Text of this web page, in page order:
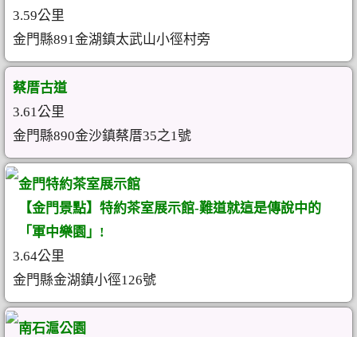
3.59公里
金門縣891金湖鎮太武山小徑村旁
蔡厝古道
3.61公里
金門縣890金沙鎮蔡厝35之1號
金門特約茶室展示館
【金門景點】特約茶室展示館-難道就這是傳說中的
「軍中樂園」!
3.64公里
金門縣金湖鎮小徑126號
南石滬公園